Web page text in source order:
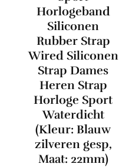
Horlogeband
Siliconen
Rubber Strap
Wired Siliconen
Strap Dames
Heren Strap
Horloge Sport
Waterdicht
(Kleur: Blauw
zilveren gesp,
Maat: 22mm)